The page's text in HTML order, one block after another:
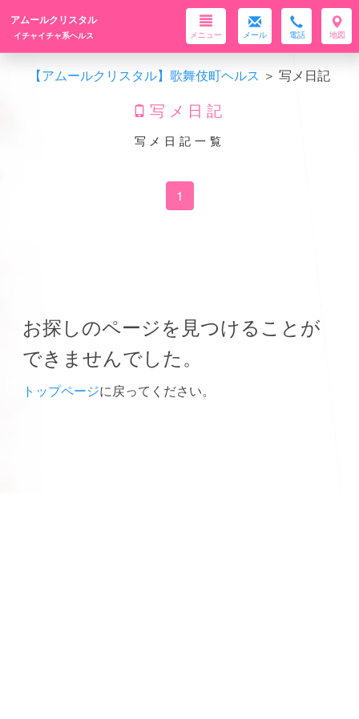
地図
電話
メール
メニュー
アムールクリスタル
イチャイチャ系ヘルス
【アムールクリスタル】歌舞伎町ヘルス ＞ 写メ日記
写メ日記
写メ日記一覧
1
お探しのページを見つけることが
できませんでした。
トップページに戻ってください。